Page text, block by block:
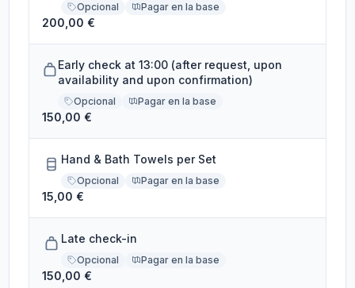
Opcional Pagar en la base
200,00 €
Early check at 13:00 (after request, upon
availability and upon confirmation)
Opcional Pagar en la base
150,00 €
Hand & Bath Towels per Set
Opcional Pagar en la base
15,00 €
Late check-in
Opcional Pagar en la base
150,00 €